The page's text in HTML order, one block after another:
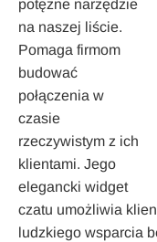
potężne narzędzie
na naszej liście.
Pomaga firmom
budować
połączenia w
czasie
rzeczywistym z ich
klientami. Jego
elegancki widget
czatu umożliwia
ludzkiego wsparcia